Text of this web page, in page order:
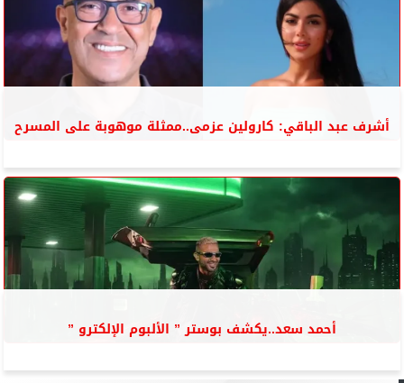
أشرف عبد الباقي: كارولين عزمى..ممثلة موهوبة على المسرح
أحمد سعد..يكشف بوستر ” الألبوم الإلكترو ”